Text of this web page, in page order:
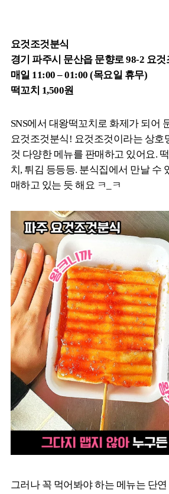
요것조것분식
경기 파주시 문산읍 문향로 98-2 요것
매일 11:00 – 01:00 (목요일 휴무)
떡꼬치 1,500원
SNS에서 대왕떡꼬치로 화제가 되어
요것조것분식! 요것조것이라는 상호
것 다양한 메뉴를 판매하고 있어요.
치, 튀김 등등등. 분식집에서 만날 수
매하고 있는 듯 해요 ㅋ_ㅋ
그러나 꼭 먹어봐야 하는 메뉴는 단